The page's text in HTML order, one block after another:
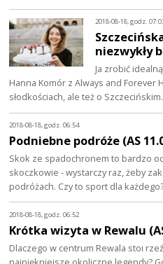
2018-08-18, godz.
niezwykły
Ja zrobić
Hanna Komór z Always and Forever
słodkościach, ale też o
2018-08-18, godz. 06:54
Podniebne podróże (AS
Skok ze spadochronem to bardzo
skoczkowie - wystarczy raz, żeby
podróżach. Czy to sport dla
2018-08-18, godz. 06:52
Krótka wizyta w Rewalu
Dlaczego w centrum Rewala stoi